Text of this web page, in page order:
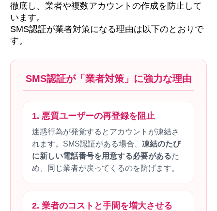
徹底し、業者や複数アカウントの作成を防止して
います。
SMS認証が業者対策になる理由は以下のとおりで
す。
SMS認証が「業者対策」に強力な理由
1. 悪質ユーザーの再登録を阻止
迷惑行為が発覚するとアカウントが凍結さ
れます。SMS認証がある場合、 凍結のたび
に新しい電話番号を用意する必要があるた
め、同じ業者が戻ってくるのを防げます。
2. 業者のコストと手間を増大させる